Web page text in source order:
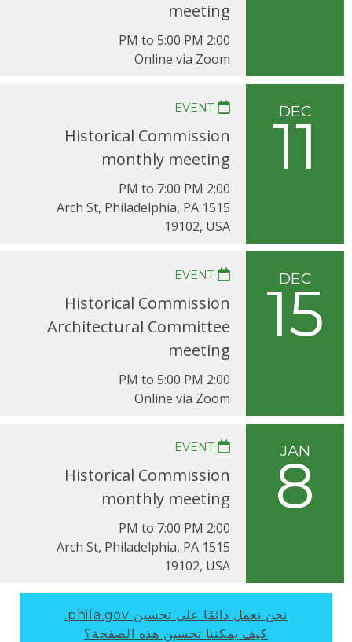
meeting
2:00 PM to 5:00 PM
Online via Zoom
DEC
11
Historical Commission
monthly meeting
2:00 PM to 7:00 PM
1515 Arch St, Philadelphia, PA
19102, USA
DEC
15
Historical Commission
Architectural Committee
meeting
2:00 PM to 5:00 PM
Online via Zoom
JAN
8
Historical Commission
monthly meeting
2:00 PM to 7:00 PM
1515 Arch St, Philadelphia, PA
19102, USA
نحن نعمل دائمًا على تحسين phila.gov.
كيف يمكننا تحسين هذه الصفحة؟